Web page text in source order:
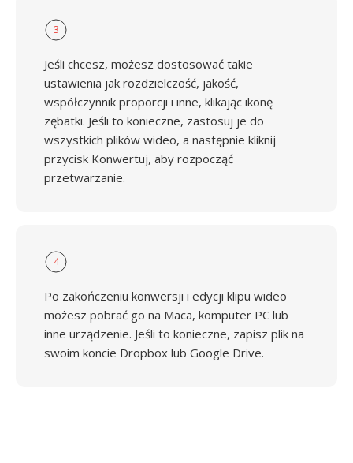
3
Jeśli chcesz, możesz dostosować takie
ustawienia jak rozdzielczość, jakość,
współczynnik proporcji i inne, klikając ikonę
zębatki. Jeśli to konieczne, zastosuj je do
wszystkich plików wideo, a następnie kliknij
przycisk Konwertuj, aby rozpocząć
przetwarzanie.
4
Po zakończeniu konwersji i edycji klipu wideo
możesz pobrać go na Maca, komputer PC lub
inne urządzenie. Jeśli to konieczne, zapisz plik na
swoim koncie Dropbox lub Google Drive.